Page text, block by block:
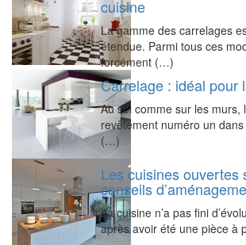
cuisine
La gamme des carrelages
étendue. Parmi tous ces
forcément (…)
Carrelage : idéal pour
Au sol comme sur les murs,
revêtement numéro un
(…)
Les cuisines ouvertes
conseils
La cuisine n’a pas fini
après avoir été une pièce à